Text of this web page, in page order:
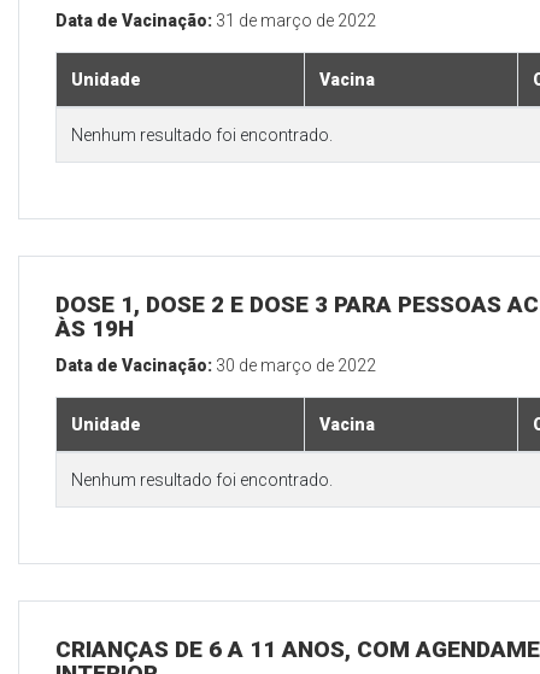
Data de Vacinação: 31 de março de 2022
Unidade Vacina
Nenhum resultado foi encontrado.
DOSE 1, DOSE 2 E DOSE 3 PARA PESSOAS
ÀS 19H
Data de Vacinação: 30 de março de 2022
Unidade Vacina
Nenhum resultado foi encontrado.
CRIANÇAS DE 6 A 11 ANOS, COM